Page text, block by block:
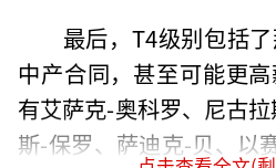
最后，T4级别包括
中产合同，甚至可能更
有艾萨克-奥科罗、尼古
斯-保罗、萨迪克-贝、以